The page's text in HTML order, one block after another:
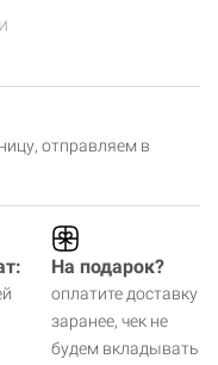
отправляем в
На подарок?
оплатите доставку
заранее, чек не
будем вкладывать